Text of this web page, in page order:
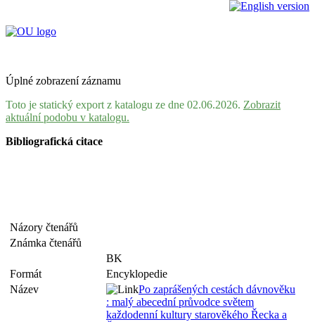
Úplné zobrazení záznamu
Toto je statický export z katalogu ze dne 02.06.2026. Zobrazit
aktuální podobu v katalogu.
Bibliografická citace
Názory čtenářů
Známka čtenářů
BK
Formát
Encyklopedie
Název
Po zaprášených cestách dávnověku
: malý abecední průvodce světem
každodenní kultury starověkého Řecka a